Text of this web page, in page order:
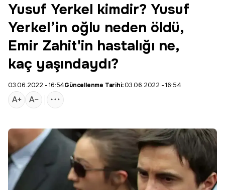
Yusuf Yerkel kimdir? Yusuf
Yerkel’in oğlu neden öldü,
Emir Zahit'in hastalığı ne,
kaç yaşındaydı?
03.06.2022 - 16:54Güncellenme Tarihi:03.06.2022 - 16:54